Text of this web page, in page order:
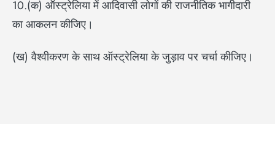
10.(क) ऑस्ट्रेलिया में आदिवासी लोगों की राजनीतिक भागीदारी
का आकलन कीजिए।
(ख) वैश्वीकरण के साथ ऑस्ट्रेलिया के जुड़ाव पर चर्चा कीजिए।